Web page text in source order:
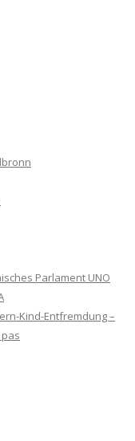
Parlament UNO
Kind-Entfremdung –